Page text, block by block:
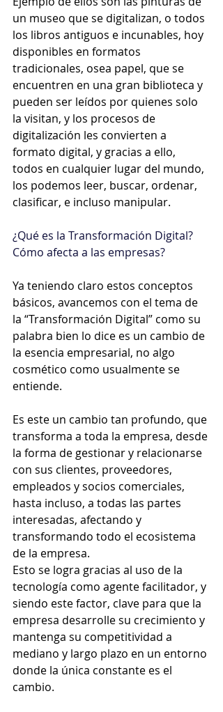
un museo que se digitalizan, o todos
los libros antiguos e incunables, hoy
disponibles en formatos
tradicionales, osea papel, que se
encuentren en una gran biblioteca y
pueden ser leídos por quienes solo
la visitan, y los procesos de
digitalización les convierten a
formato digital, y gracias a ello,
todos en cualquier lugar del mundo,
los podemos leer, buscar, ordenar,
clasificar, e incluso manipular.
¿Qué es la Transformación Digital?
Cómo afecta a las empresas?
Ya teniendo claro estos conceptos
básicos, avancemos con el tema de
la “Transformación Digital” como su
palabra bien lo dice es un cambio de
la esencia empresarial, no algo
cosmético como usualmente se
entiende.
Es este un cambio tan profundo, que
transforma a toda la empresa, desde
la forma de gestionar y relacionarse
con sus clientes, proveedores,
empleados y socios comerciales,
hasta incluso, a todas las partes
interesadas, afectando y
transformando todo el ecosistema
de la empresa.
Esto se logra gracias al uso de la
tecnología como agente facilitador, y
siendo este factor, clave para que la
empresa desarrolle su crecimiento y
mantenga su competitividad a
mediano y largo plazo en un entorno
donde la única constante es el
cambio.